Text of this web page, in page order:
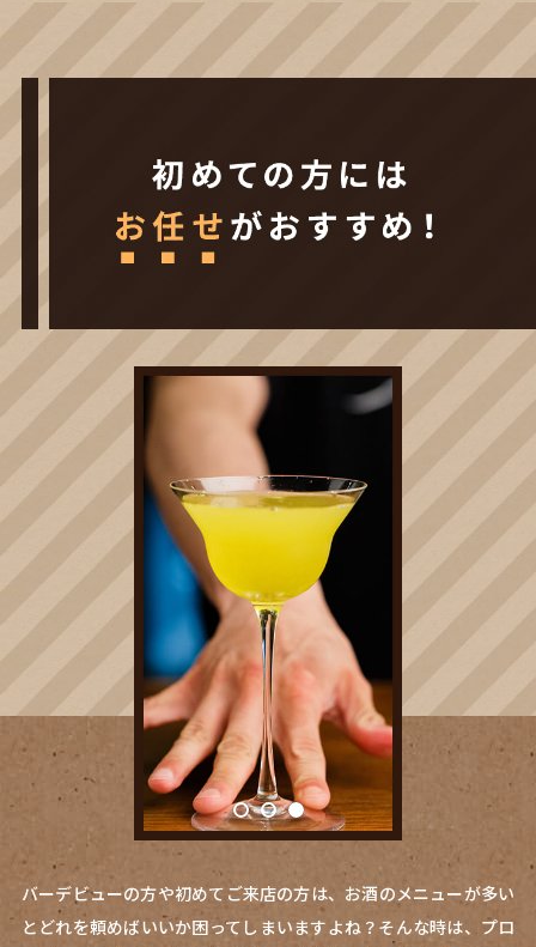
バーデビューの方や初めてご来店の方は、お酒のメニューが多い
とどれを頼めばいいか困ってしまいますよね？そんな時は、プロ